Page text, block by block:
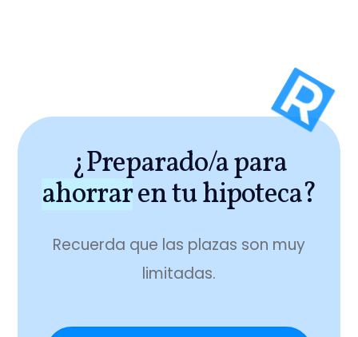
¿Preparado/a para
ahorraren tu hipoteca?
Recuerda que las plazas son muy
limitadas.